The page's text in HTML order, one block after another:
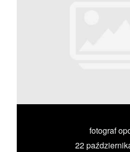
fotograf
22
UMÓW SIĘ